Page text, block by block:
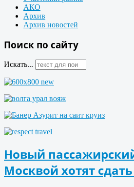
АКО
Архив
Архив новостей
Поиск по сайту
Искать...
Новый
Москвой хотят